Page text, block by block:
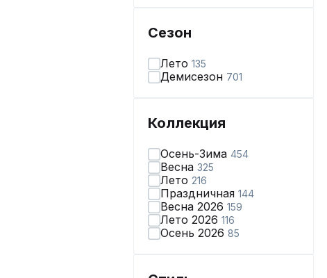
Сезон
Лето 135
Демисезон 701
Коллекция
Осень-Зима 454
Весна 325
Лето 216
Праздничная 144
Весна 2026 159
Лето 2026 116
Осень 2026 85